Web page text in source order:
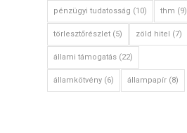
pénzügyi tudatosság (10) thm (9)
törlesztőrészlet (5) zöld hitel (7)
állami támogatás (22)
államkötvény (6) állampapír (8)